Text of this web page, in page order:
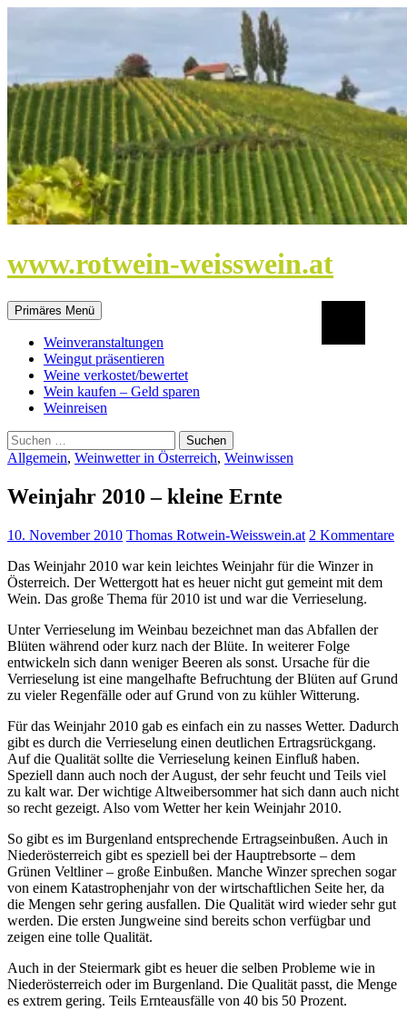
www.rotwein-weisswein.at
Primäres Menü
Weinveranstaltungen
Weingut präsentieren
Weine verkostet/bewertet
Wein kaufen – Geld sparen
Weinreisen
Suchen
nach:
Allgemein, Weinwetter in Österreich, Weinwissen
Weinjahr 2010 – kleine Ernte
10. November 2010 Thomas Rotwein-Weisswein.at 2 Kommentare
Das Weinjahr 2010 war kein leichtes Weinjahr für die Winzer in
Österreich. Der Wettergott hat es heuer nicht gut gemeint mit dem
Wein. Das große Thema für 2010 ist und war die Verrieselung.
Unter Verrieselung im Weinbau bezeichnet man das Abfallen der
Blüten während oder kurz nach der Blüte. In weiterer Folge
entwickeln sich dann weniger Beeren als sonst. Ursache für die
Verrieselung ist eine mangelhafte Befruchtung der Blüten auf Grund
zu vieler Regenfälle oder auf Grund von zu kühler Witterung.
Für das Weinjahr 2010 gab es einfach ein zu nasses Wetter. Dadurch
gibt es durch die Verrieselung einen deutlichen Ertragsrückgang.
Auf die Qualität sollte die Verrieselung keinen Einfluß haben.
Speziell dann auch noch der August, der sehr feucht und Teils viel
zu kalt war. Der wichtige Altweibersommer hat sich dann auch nicht
so recht gezeigt. Also vom Wetter her kein Weinjahr 2010.
So gibt es im Burgenland entsprechende Ertragseinbußen. Auch in
Niederösterreich gibt es speziell bei der Hauptrebsorte – dem
Grünen Veltliner – große Einbußen. Manche Winzer sprechen sogar
von einem Katastrophenjahr von der wirtschaftlichen Seite her, da
die Mengen sehr gering ausfallen. Die Qualität wird wieder sehr gut
werden. Die ersten Jungweine sind bereits schon verfügbar und
zeigen eine tolle Qualität.
Auch in der Steiermark gibt es heuer die selben Probleme wie in
Niederösterreich oder im Burgenland. Die Qualität passt, die Menge
es extrem gering. Teils Ernteausfälle von 40 bis 50 Prozent.